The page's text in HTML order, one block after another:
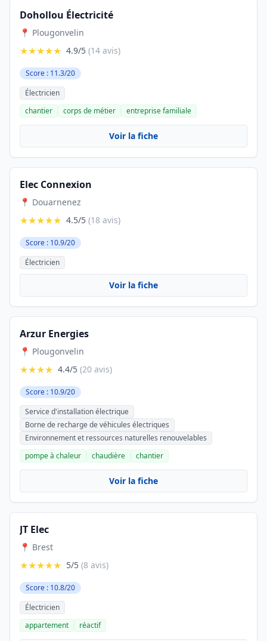
Dohollou Électricité
📍 Plougonvelin
★★★★★ 4.9/5 (14 avis)
Score : 11.3/20
Électricien
chantier
corps de métier entreprise familiale
Voir la fiche
Elec Connexion
📍 Douarnenez
★★★★★ 4.5/5 (18 avis)
Score : 10.9/20
Électricien
Voir la fiche
Arzur Energies
📍 Plougonvelin
★★★★ 4.4/5 (20 avis)
Score : 10.9/20
Service d'installation électrique
Borne de recharge de véhicules électriques
Environnement et ressources naturelles renouvelables
pompe à chaleur
chaudière chantier
Voir la fiche
JT Elec
📍 Brest
★★★★★ 5/5 (8 avis)
Score : 10.8/20
Électricien
appartement
réactif